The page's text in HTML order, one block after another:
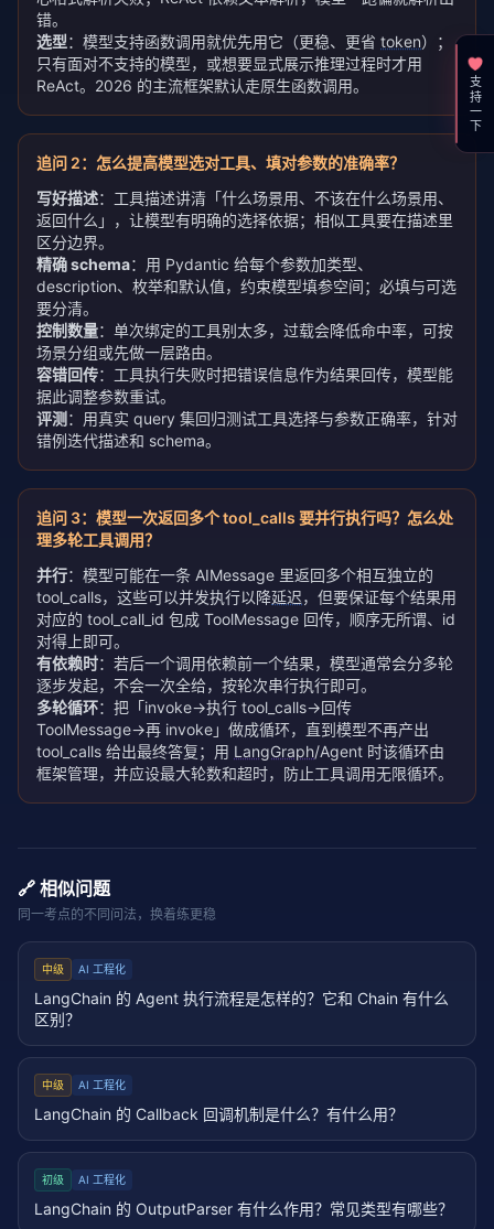
错。
选型：模型支持函数调用就优先用它（更稳、更省 token）；
只有面对不支持的模型，或想要显式展示推理过程时才用
ReAct。2026 的主流框架默认走原生函数调用。
追问 2： 怎么提高模型选对工具、填对参数的准确率？
写好描述：工具描述讲清「什么场景用、不该在什么场景用、
返回什么」，让模型有明确的选择依据；相似工具要在描述里
区分边界。
精确 schema：用 Pydantic 给每个参数加类型、
description、枚举和默认值，约束模型填参空间；必填与可选
要分清。
控制数量：单次绑定的工具别太多，过载会降低命中率，可按
场景分组或先做一层路由。
容错回传：工具执行失败时把错误信息作为结果回传，模型能
据此调整参数重试。
评测 ：用真实 query 集回归测试工具选择与参数正确率，针对
错例迭代描述和 schema。
追问 3： 模型一次返回多个 tool_calls 要并行执行吗？怎么处
理多轮工具调用？
并行：模型可能在一条 AIMessage 里返回多个相互独立的
tool_calls，这些可以并发执行以降延迟，但要保证每个结果用
对应的 tool_call_id 包成 ToolMessage 回传，顺序无所谓、id
对得上即可。
有依赖时：若后一个调用依赖前一个结果，模型通常会分多轮
逐步发起，不会一次全给，按轮次串行执行即可。
多轮循环：把「invoke→执行 tool_calls→回传
ToolMessage→再 invoke」做成循环，直到模型不再产出
tool_calls 给出最终答复；用 LangGraph/Agent 时该循环由
框架管理，并应设最大轮数和超时，防止工具调用无限循环。
🔗 相似问题
同一考点的不同问法，换着练更稳
中级 AI 工程化
LangChain 的 Agent 执行流程是怎样的？它和 Chain 有什么
区别？
中级 AI 工程化
LangChain 的 Callback 回调机制是什么？有什么用？
初级 AI 工程化
LangChain 的 OutputParser 有什么作用？常见类型有哪些？
支持一下